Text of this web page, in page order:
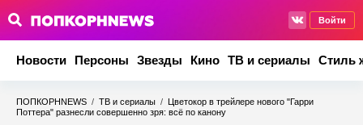
Войти
Новости Персоны Звезды Кино ТВ и сериалы Стиль
ПОПКОРНNEWS / ТВ и сериалы / Цветокор в трейлере нового "Гарри
Поттера" разнесли совершенно зря: всё по канону